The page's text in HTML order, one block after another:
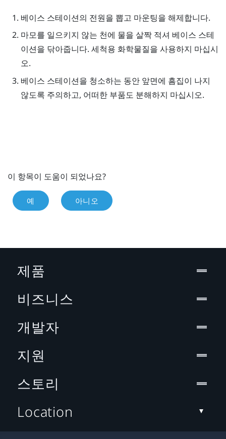
베이스 스테이션의 전원을 뽑고 마운팅을 해제합니다.
마모를 일으키지 않는 천에 물을 살짝 적셔 베이스 스테
이션을 닦아줍니다. 세척용 화학물질을 사용하지 마십시
오.
베이스 스테이션을 청소하는 동안 앞면에 흠집이 나지
않도록 주의하고, 어떠한 부품도 분해하지 마십시오.
이 항목이 도움이 되었나요?
예 아니오
제품
비즈니스
개발자
지원
스토리
Location